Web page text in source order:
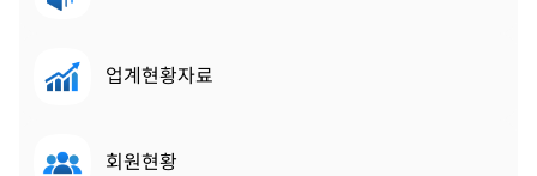
업계현황자료
회원현황